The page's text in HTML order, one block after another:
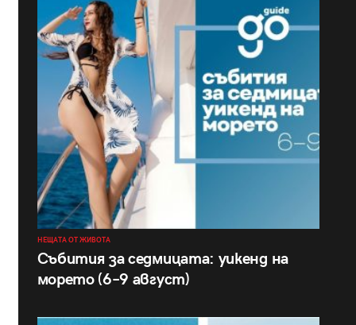
НЕЩАТА ОТ ЖИВОТА
Събития за седмицата: уикенд на
морето (6–9 август)